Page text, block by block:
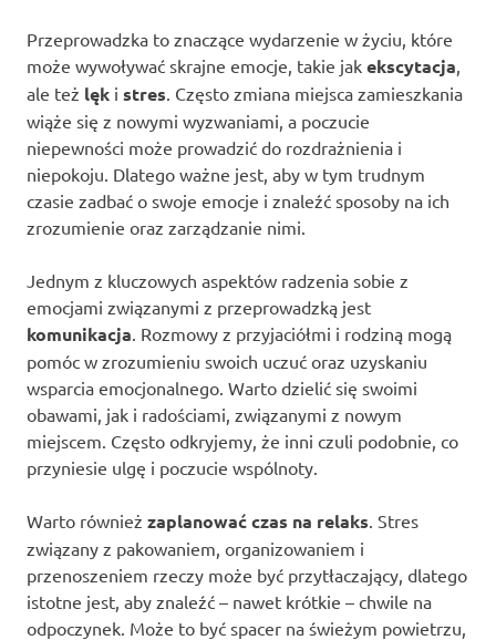
Przeprowadzka to znaczące wydarzenie w życiu, które
może wywoływać skrajne emocje, takie jak ekscytacja
ale też lęk i stres . Często zmiana miejsca zamieszkania
wiąże się z nowymi wyzwaniami, a poczucie
niepewności może prowadzić do rozdrażnienia i
niepokoju. Dlatego ważne jest, aby w tym trudnym
czasie zadbać o swoje emocje i znaleźć sposoby na ich
zrozumienie oraz zarządzanie nimi.
Jednym z kluczowych aspektów radzenia sobie z
emocjami związanymi z przeprowadzką jest
komunikacja . Rozmowy z przyjaciółmi i rodziną mogą
pomóc w zrozumieniu swoich uczuć oraz uzyskaniu
wsparcia emocjonalnego. Warto dzielić się swoimi
obawami, jak i radościami, związanymi z nowym
miejscem. Często odkryjemy, że inni czuli podobnie, co
przyniesie ulgę i poczucie wspólnoty.
Warto również zaplanować czas na relaks . Stres
związany z pakowaniem, organizowaniem i
przenoszeniem rzeczy może być przytłaczający, dlatego
istotne jest, aby znaleźć – nawet krótkie – chwile na
odpoczynek. Może to być spacer na świeżym powietrzu,